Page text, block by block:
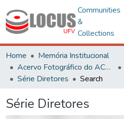
Communities
&
Collections
Home
Memória Institucional
Acervo Fotográfico do ACH-UFV
Série Diretores
Search
Série Diretores